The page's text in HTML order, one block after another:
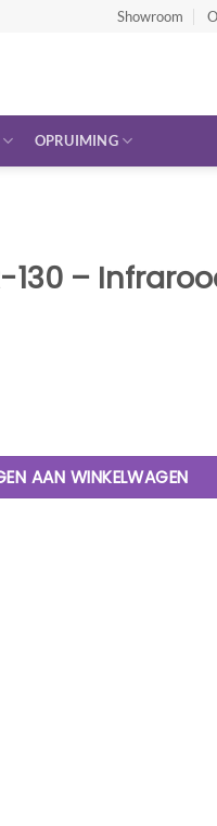
Showroom
OPRUIMING
130 –
Sauna aantal
AAN WINKELWAGEN